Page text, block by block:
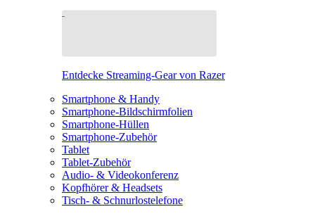
Entdecke Streaming-Gear von Razer
Smartphone & Handy
Smartphone-Bildschirmfolien
Smartphone-Hüllen
Smartphone-Zubehör
Tablet
Tablet-Zubehör
Audio- & Videokonferenz
Kopfhörer & Headsets
Tisch- & Schnurlostelefone